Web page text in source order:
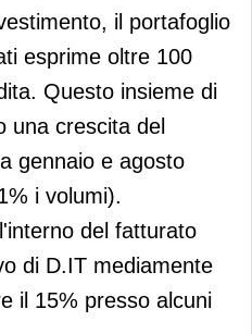
il portafoglio
esprime oltre 100
Questo insieme di
una crescita del
gennaio e agosto
i volumi).
del fatturato
di D.IT mediamente
il 15% presso alcuni